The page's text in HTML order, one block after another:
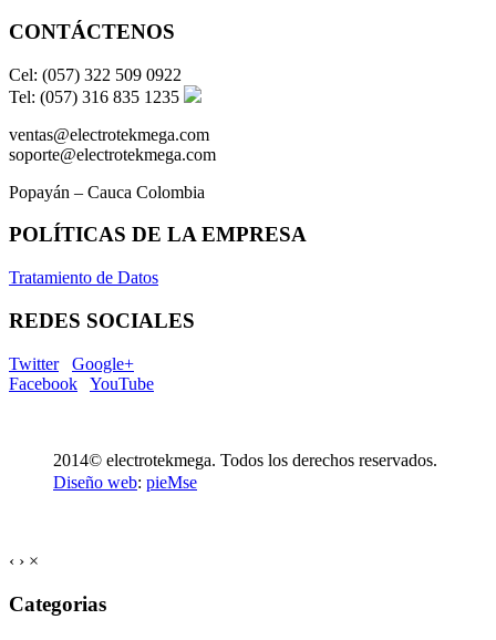
CONTÁCTENOS
Cel: (057) 322 509 0922
Tel: (057) 316 835 1235
ventas@electrotekmega.com
soporte@electrotekmega.com
Popayán – Cauca Colombia
POLÍTICAS DE LA EMPRESA
Tratamiento de Datos
REDES SOCIALES
Twitter
Google+
Facebook
YouTube
2014© electrotekmega. Todos los derechos reservados.
Diseño web: pieMse
‹ › ×
Categorias